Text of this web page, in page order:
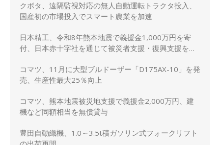
クボタ、遠隔監視対応の無人自動運転トラクタ投入、
国産初の市場投入でスマート農業を加速
日本精工、令和8年熊本地震で義援金1,000万円を寄
付、日本赤十字社を通じて被災者支援・復興支援を実
コマツ、11月に大型ブルドーザー「D175AX-10」を発
売、生産性最大25％向上
コマツ、熊本地震被災地支援で義援金2,000万円、建
機など同額相当を無償貸与
豊田自動織機、1.0～3.5t積ガソリン式フォークリフト